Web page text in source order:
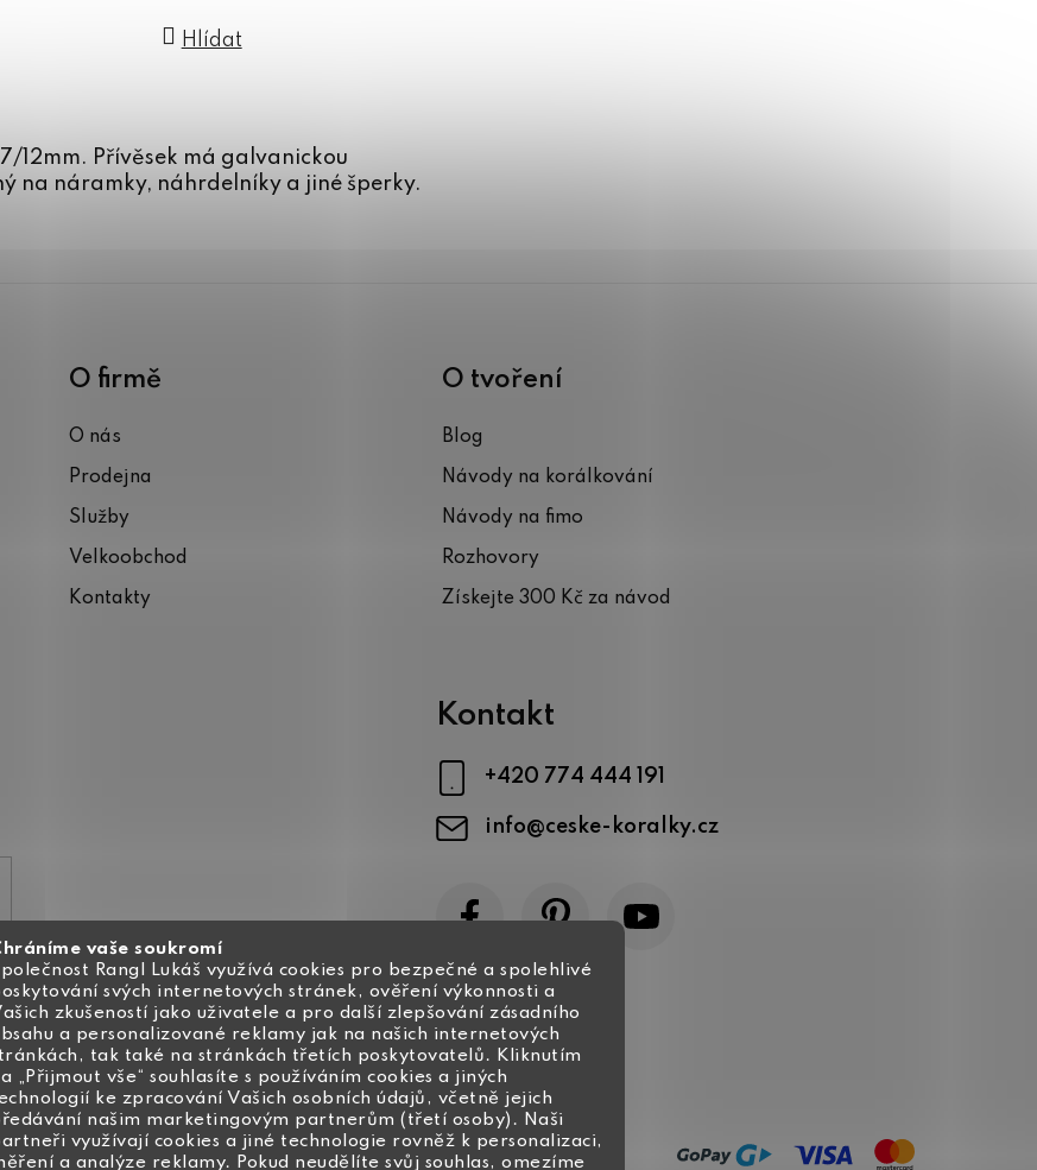
vaše soukromí
Rangl Lukáš využívá cookies pro bezpečné a spolehlivé
svých internetových stránek, ověření výkonnosti a
zkušeností jako uživatele a pro další zlepšování zásadního
a personalizované reklamy jak na našich internetových
tak také na stránkách třetích poskytovatelů. Kliknutím
„Přijmout vše“ souhlasíte s používáním cookies a jiných
ke zpracování Vašich osobních údajů, včetně jejich
našim marketingovým partnerům (třetí osoby). Naši
využívají cookies a jiné technologie rovněž k personalizaci,
a analýze reklamy. Pokud neudělíte svůj souhlas, omezíme
Hlídat
12mm. Přívěsek má galvanickou
na náramky, náhrdelníky a jiné šperky.
O firmě
O nás
Prodejna
Služby
Velkoobchod
Kontakty
O tvoření
Blog
Návody na korálkování
Návody na fimo
Rozhovory
Získejte 300 Kč za návod
Kontakt
info@ceske-koralky.cz
+420 774 444 191